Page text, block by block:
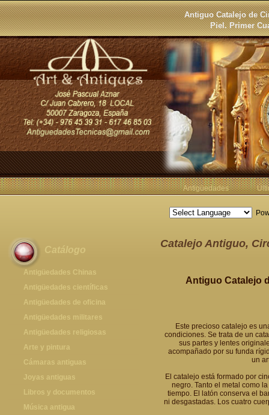
Antiguo Catalejo de
Piel. Primer
Antigüedades
Catálogo
Antigüedades Chinas
Antigüedades Chinas
Antigüedades científicas
Antigüedades científicas
Antigüedades de oficina
Máquinas de escribir antiguas
Calculadoras antiguas
Teléfonos y Telégrafos antiguos
Antigüedades militares
Espadas antiguas
Medallas y condecoraciones
Cascos militares
Otros artículos militares
Antigüedades religiosas
Antigüedades religiosas
Arte y pintura
Pintura antigua
Pintura contemporánea
Grabados antiguos y mapas
Cámaras antiguas
Cámaras antiguas
Joyas antiguas
Joyas antiguas
Libros y documentos
Libros antiguos
Música antigua
Catalejo Antiguo,
Antiguo Catalejo
Este precioso catalejo es
condiciones. Se trata de un
sus partes y lentes
acompañado por su funda
un
El catalejo está formado por
negro. Tanto el metal como
tiempo. El latón conserva el
ni desgastadas. Los cuatro